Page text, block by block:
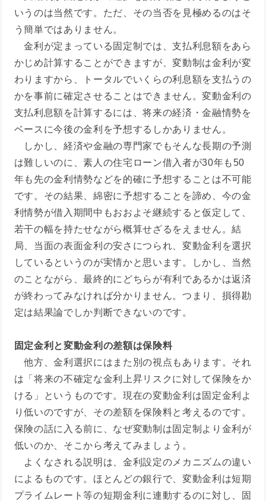
いうのは当然です。ただ、その当否を見極めるのはそ
う簡単ではありません。
金利が定まっている固定制では、支払利息額をあら
かじめ計算することができますが、変動制は金利が変
わりますから、トータルでいくらの利息額を支払うの
かを事前に確定させることはできません。変動金利の
支払利息額を計算するには、将来の経済・金融情勢を
ベースに今後の金利を予想するしかありません。
しかし、経済や金融の専門家でもそんな長期の予測
は難しいのに、素人の住宅ローン借入者が30年も50
年も先の金利情勢などを的確に予想することは不可能
です。その結果、綿密に予想することを諦め、今の金
利情勢が借入期間中もおおよそ継続すると仮定して、
若干の幅を持たせながら概算せざるをえません。結
局、当面の表面金利の安さにつられ、変動金利を選択
しているというのが実情かと思います。しかし、当然
のことながら、最終的にどちらが有利であるかは返済
が終わってみなければ分かりません。つまり、損得勘
定は結果論でしか判断できないのです。
固定金利と変動金利の差額は保険料
他方、金利選択にはまた別の視点もあります。それ
は「将来の不確定な金利上昇リスクに対して保険をか
ける」というものです。現在の変動金利は固定金利よ
り低いのですが、その差額を保険料と考えるのです。
保険の話に入る前に、なぜ変動制は固定制より金利が
低いのか、そこから考えてみましょう。
よくなされる説明は、金利設定のメカニズムの違い
によるものです。ほとんどの銀行で、変動金利は短期
プライムレート等の短期金利に連動するのに対し、固